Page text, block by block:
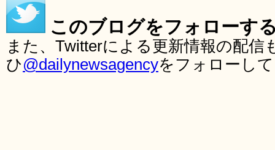
このブログをフォローす
また、Twitterによる更新情報の配
ひ@dailynewsagencyをフォローし